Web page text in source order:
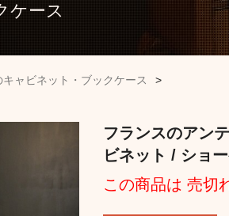
ケース
ャビネット・ブックケース
>
フランスのアン
ビネット / ショ
この商品は 売切